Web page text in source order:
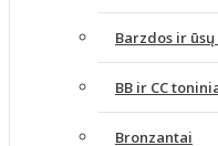
Barzdos ir
BB ir CC
Bronzantai